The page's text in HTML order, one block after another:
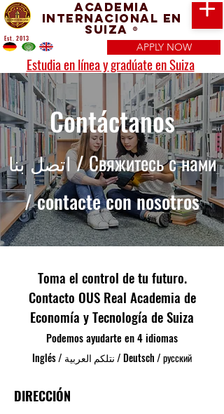
Academia
Internacional en
Suiza ®
APPLY NOW
Estudia en línea y gradúate en Suiza
Est. 2013
Contáctanos
اتصل بنا / Свяжитесь с нами
/ contacte con nosotros
Toma el control de tu futuro.
Contacto OUS Real Academia de
Economía y Tecnología de Suiza
Podemos ayudarte en 4 idiomas
Inglés / نتلكم العربية / Deutsch / русский
DIRECCIÓN